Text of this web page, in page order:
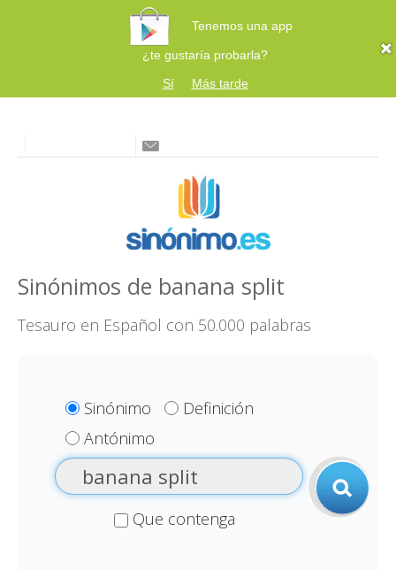
Tenemos una app
¿te gustaría probarla?
Sí
Más tarde
Sinónimos de banana split
Tesauro en Español con 50.000 palabras
Sinónimo
Definición
Antónimo
Que contenga